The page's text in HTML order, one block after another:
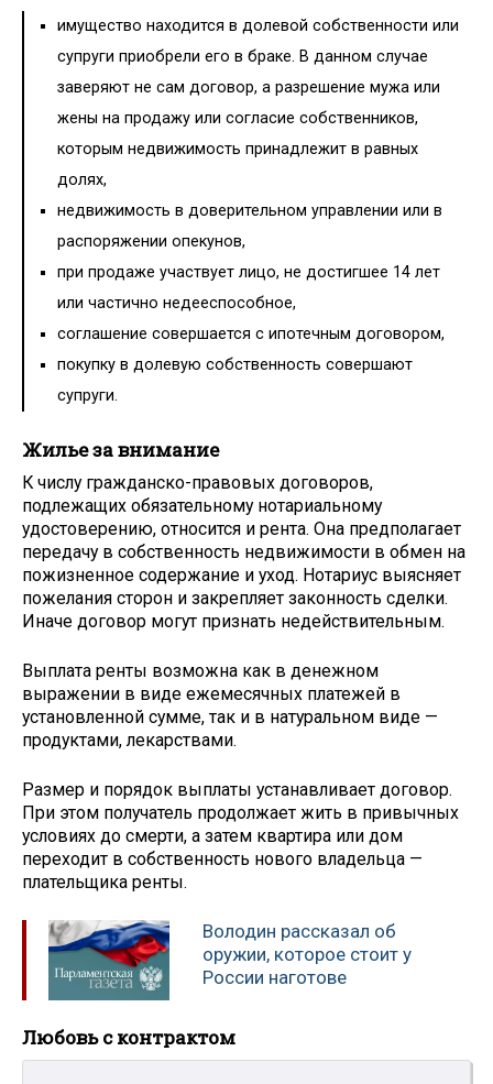
имущество находится в долевой собственности или
супруги приобрели его в браке. В данном случае
заверяют не сам договор, а разрешение мужа или
жены на продажу или согласие собственников,
которым недвижимость принадлежит в равных
долях,
недвижимость в доверительном управлении или в
распоряжении опекунов,
при продаже участвует лицо, не достигшее 14 лет
или частично недееспособное,
соглашение совершается с ипотечным договором,
покупку в долевую собственность совершают
супруги.
Жилье за внимание
К числу гражданско-правовых договоров,
подлежащих обязательному нотариальному
удостоверению, относится и рента. Она предполагает
передачу в собственность недвижимости в обмен на
пожизненное содержание и уход. Нотариус выясняет
пожелания сторон и закрепляет законность сделки.
Иначе договор могут признать недействительным.
Выплата ренты возможна как в денежном
выражении в виде ежемесячных платежей в
установленной сумме, так и в натуральном виде —
продуктами, лекарствами.
Размер и порядок выплаты устанавливает договор.
При этом получатель продолжает жить в привычных
условиях до смерти, а затем квартира или дом
переходит в собственность нового владельца —
плательщика ренты.
Володин рассказал об
оружии, которое стоит у
России наготове
Любовь с контрактом